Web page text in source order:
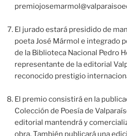
El jurado estará presidido de
poeta José Mármol e integrado
de la Biblioteca Nacional Pedro
representante de la editorial
reconocido prestigio
El premio consistirá en la
Colección de Poesía de
editorial mantendrá y
obra. También publicará una